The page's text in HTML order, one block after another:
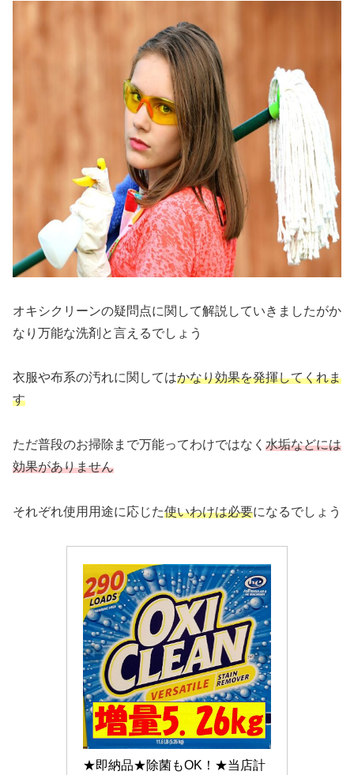
オキシクリーンの疑問点に関して解説していきましたがか
なり万能な洗剤と言えるでしょう
衣服や布系の汚れに関してはかなり効果を発揮してくれま
す
ただ普段のお掃除まで万能ってわけではなく 水垢などには
効果がありません
それぞれ使用用途に応じた使いわけは必要になるでしょう
★即納品★除菌もOK！★当店計